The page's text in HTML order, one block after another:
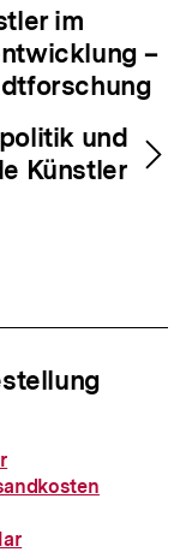
im
–
und
Künstler